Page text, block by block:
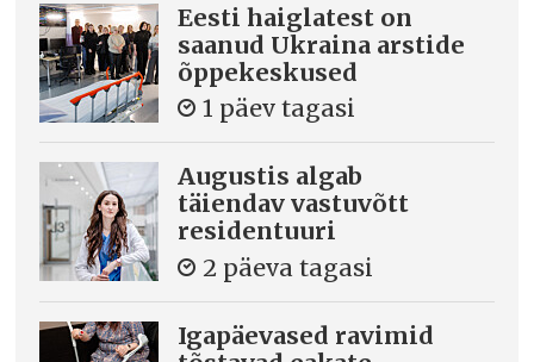
Eesti haiglatest on
saanud Ukraina arstide
õppekeskused
1 päev tagasi
Augustis algab
täiendav vastuvõtt
residentuuri
2 päeva tagasi
Igapäevased ravimid